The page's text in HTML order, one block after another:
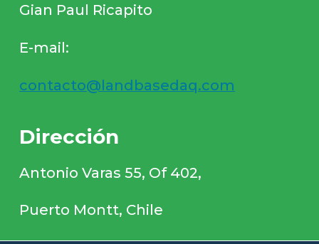
Gian Paul Ricapito
E-mail:
contacto@landbasedaq.com
Dirección
Antonio Varas 55, Of 402,
Puerto Montt, Chile